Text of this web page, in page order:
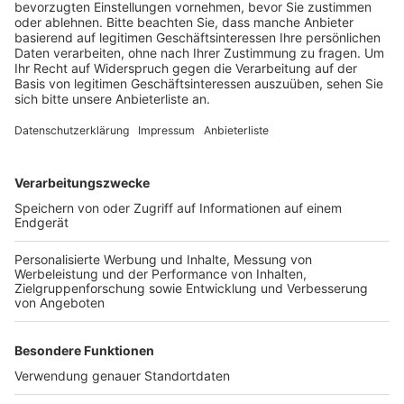
Anzeige
Das Feld wurde vor fünf Jahren angelegt. Dazu ist
dort sogenannter Löss, ein sehr fruchtbarer Boden aus
die neuen Äcker und Felder auf dem Schirrhof von
RWE Power bewirtschaftet, heißt es. Der Hof gehört
zu einem 40 Millionen Euro Programm des
Energiekonzerns für die landwirtschaftliche
Rekultivierung im Tagebau Hambach.
Anzeige